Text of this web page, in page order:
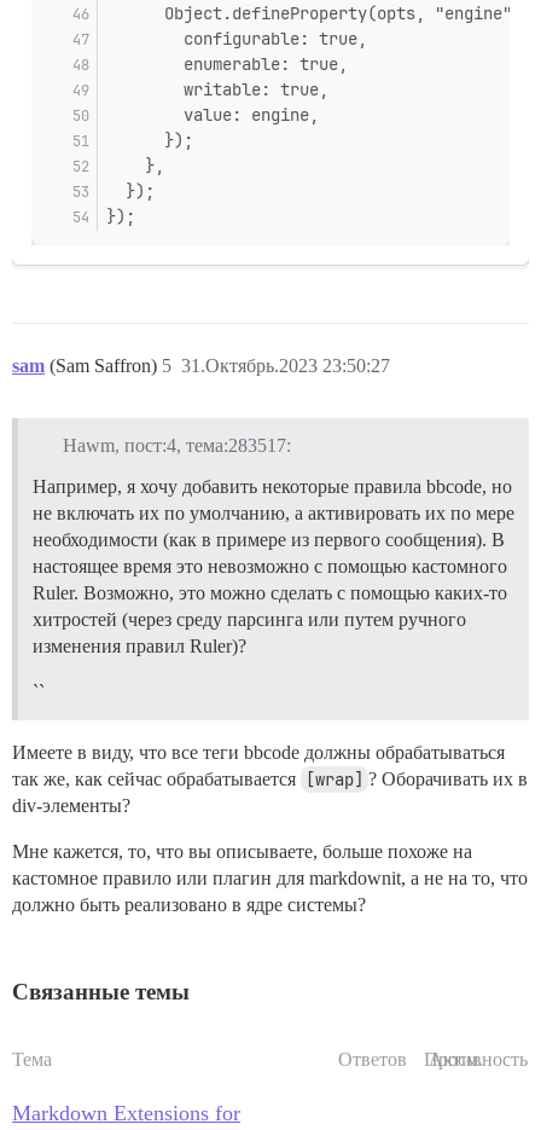
      Object.defineProperty(opts, "engine", {
        configurable: true,
        enumerable: true,
        writable: true,
        value: engine,
      });
    },
  });
});
sam (Sam Saffron) 31.Октябрь.2023 23:50:27
5
Hawm, пост:4, тема:283517:
Например, я хочу добавить некоторые правила bbcode, но
не включать их по умолчанию, а активировать их по мере
необходимости (как в примере из первого сообщения). В
настоящее время это невозможно с помощью кастомного
Ruler. Возможно, это можно сделать с помощью каких-то
хитростей (через среду парсинга или путем ручного
изменения правил Ruler)?
``
Имеете в виду, что все теги bbcode должны обрабатываться
так же, как сейчас обрабатывается
[wrap] ? Оборачивать их в
div-элементы?
Мне кажется, то, что вы описываете, больше похоже на
кастомное правило или плагин для markdownit, а не на то, что
должно быть реализовано в ядре системы?
Связанные темы
Тема Ответов Просм.
Активность
Markdown Extensions for